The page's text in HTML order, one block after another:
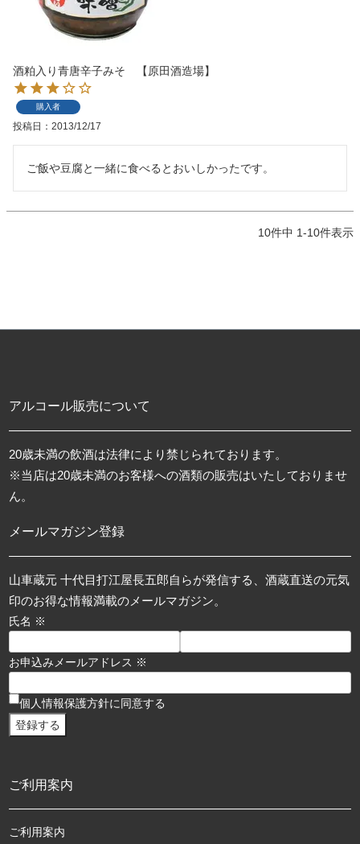
酒粕入り青唐辛子みそ 【原田酒造場】
購入者
投稿日 2013/12/17
ご飯や豆腐と一緒に食べるとおいしかったです。
10件中 1-10件表示
アルコール販売について
20歳未満の飲酒は法律により禁じられております。
※当店は20歳未満のお客様への酒類の販売はいたしておりませ
ん。
メールマガジン登録
山車蔵元 十代目打江屋長五郎自らが発信する、酒蔵直送の元気
印のお得な情報満載のメールマガジン。
氏名 ※
お申込みメールアドレス ※
個人情報保護方針に同意する
ご利用案内
ご利用案内